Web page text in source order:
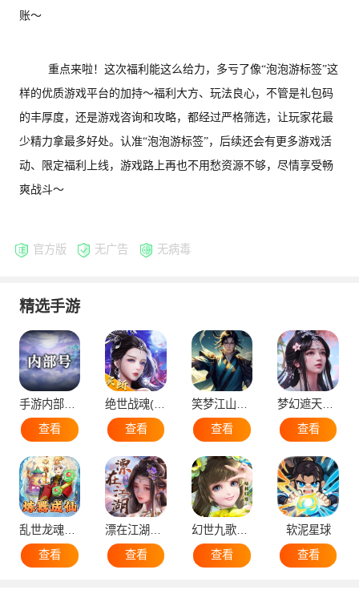
账～
重点来啦！这次福利能这么给力，多亏了像“泡泡游标签”这
样的优质游戏平台的加持～福利大方、玩法良心，不管是礼包码
的丰厚度， 还是游戏咨询和攻略，都经过严格筛选，让玩家花最
少精力拿最多好处。认准“泡泡游标签”，后续还会有更多游戏活
动、限定福利上线， 游戏路上再也不用愁资源不够，尽情享受畅
爽战斗～
官方版 无广告 无病毒
精选手游
手游内部号（申请）
查看
绝世战魂(代金版）
查看
笑梦江山（国战）
查看
梦幻遮天（后台版）
查看
乱世龙魂（蛮荒）
查看
漂在江湖（后台版）
查看
幻世九歌官网版
查看
软泥星球
查看